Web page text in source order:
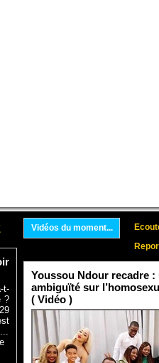
t-
?
Vidéos du moment...
Youssou Ndour recadre
ambiguïté sur
( Vidéo )